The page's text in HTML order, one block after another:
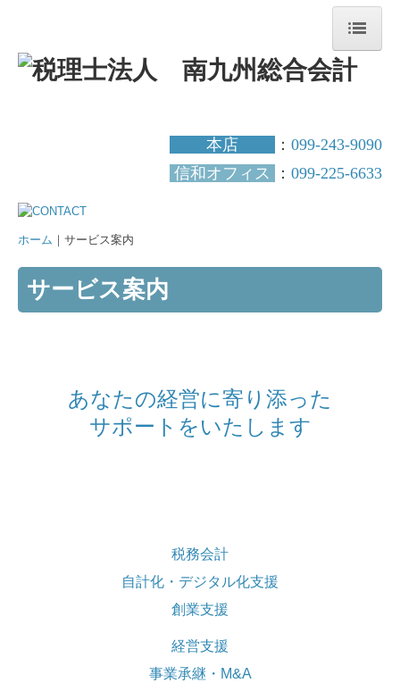
ホーム
サービス案内
税務会計
創業支援
経営支援
相続無料相談のご案内
本店 ： 099-243-9090
信和オフィス
： 099-225-6633
ホーム ｜サービス案内
サービス案内
あなたの経営に寄り添った
サポートをいたします
税務会計
自計化・デジタル化支援
創業支援
経営支援
事業承継・M&A